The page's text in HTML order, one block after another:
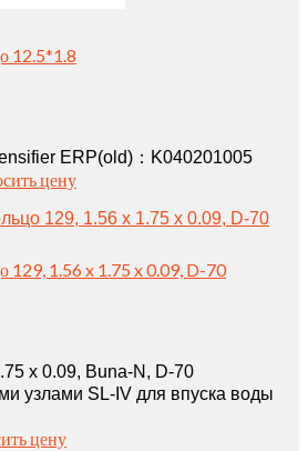
12.5*1.8
ERP(old)：K040201005
цену
129, 1.56 x 1.75 x 0.09, D-70
x 0.09, Buna-N, D-70
узлами SL-IV для впуска воды
цену